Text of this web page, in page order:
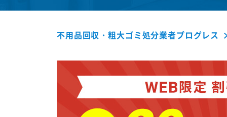
不用品回収・粗大ゴミ処分業者プログレス